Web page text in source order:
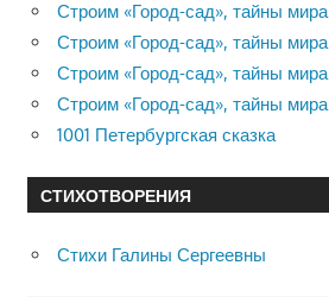
Строим «Город-сад», тайны мира
Строим «Город-сад», тайны мира
Строим «Город-сад», тайны мира
Строим «Город-сад», тайны мира
1001 Петербургская сказка
СТИХОТВОРЕНИЯ
Стихи Галины Сергеевны